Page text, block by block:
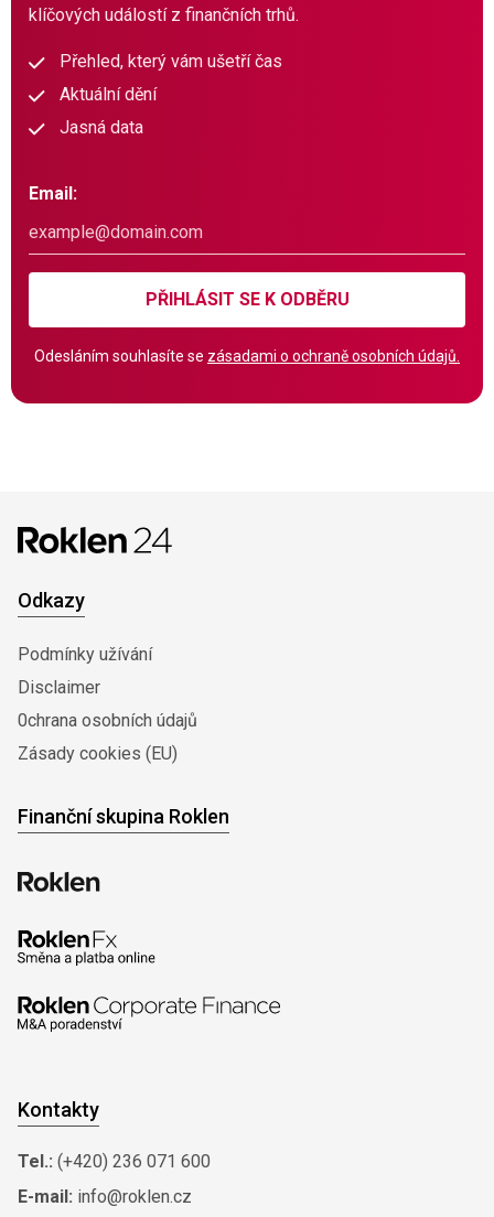
klíčových událostí z finančních trhů.
Přehled, který vám ušetří čas
Aktuální dění
Jasná data
Email:
PŘIHLÁSIT SE K ODBĚRU
Odesláním souhlasíte se zásadami o ochraně osobních údajů.
Odkazy
Podmínky užívání
Disclaimer
0chrana osobních údajů
Zásady cookies (EU)
Finanční skupina Roklen
Kontakty
Tel.: (+420) 236 071 600
E-mail: info@roklen.cz